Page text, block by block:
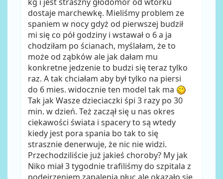
dostaje marchewkę. Mieliśmy problem ze
spaniem w nocy gdyż od pierwszej budził
mi się co pół godziny i wstawał o 6 a ja
chodziłam po ścianach, myślałam, że to
może od ząbków ale jak dałam mu
konkretne jedzenie to budzi się teraz tylko
raz. A tak chciałam aby był tylko na piersi
do 6 mies. widocznie ten model tak ma
Tak jak Wasze dzieciaczki śpi 3 razy po 30
min. w dzień. Też zaczął się u nas okres
ciekawości świata i spacery to są wtedy
kiedy jest pora spania bo tak to się
strasznie denerwuje, że nic nie widzi.
Przechodziliście już jakieś choroby? My jak
Niko miał 3 tygodnie trafiliśmy do szpitala z